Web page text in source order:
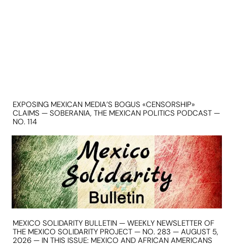
EXPOSING MEXICAN MEDIA’S BOGUS «CENSORSHIP»
CLAIMS — SOBERANIA, THE MEXICAN POLITICS PODCAST —
NO. 114
MEXICO SOLIDARITY BULLETIN — WEEKLY NEWSLETTER OF
THE MEXICO SOLIDARITY PROJECT — NO. 283 — AUGUST 5,
2026 — IN THIS ISSUE: MEXICO AND AFRICAN AMERICANS